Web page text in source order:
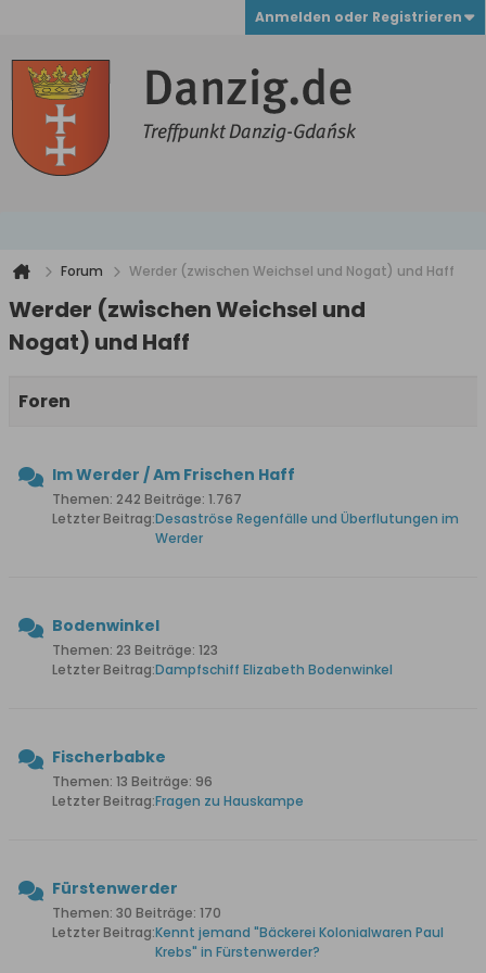
Anmelden oder Registrieren
Forum Werder (zwischen Weichsel und Nogat) und Haff
Werder (zwischen Weichsel und
Nogat) und Haff
Foren
Im Werder / Am Frischen Haff
Themen: 242 Beiträge: 1.767
Letzter Beitrag:Desaströse Regenfälle und Überflutungen im
Werder
Bodenwinkel
Themen: 23 Beiträge: 123
Letzter Beitrag:Dampfschiff Elizabeth Bodenwinkel
Fischerbabke
Themen: 13 Beiträge: 96
Letzter Beitrag:Fragen zu Hauskampe
Fürstenwerder
Themen: 30 Beiträge: 170
Letzter Beitrag:Kennt jemand "Bäckerei Kolonialwaren Paul
Krebs" in Fürstenwerder?